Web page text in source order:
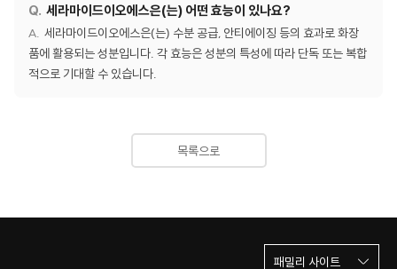
세라마이드이오에스은(는) 어떤 효능이 있나요?
세라마이드이오에스은(는) 수분 공급, 안티에이징 등의 효과로 화장
품에 활용되는 성분입니다. 각 효능은 성분의 특성에 따라 단독 또는 복합
적으로 기대할 수 있습니다.
목록으로
패밀리 사이트